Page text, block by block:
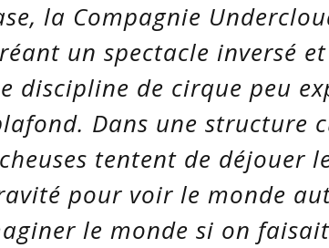
la Compagnie
un spectacle inversé
discipline de cirque peu
Dans une structure
tentent de déjouer
pour voir le monde
le monde si on